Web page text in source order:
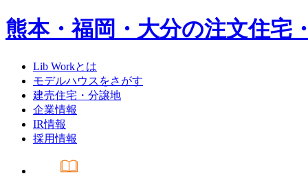
熊本・福岡・大分の注文住宅
Lib Workとは
モデルハウスをさがす
建売住宅・分譲地
企業情報
IR情報
採用情報